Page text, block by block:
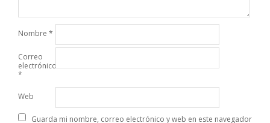
Nombre *
Correo
electrónico
*
Web
Guarda mi nombre, correo electrónico y web en este navegador